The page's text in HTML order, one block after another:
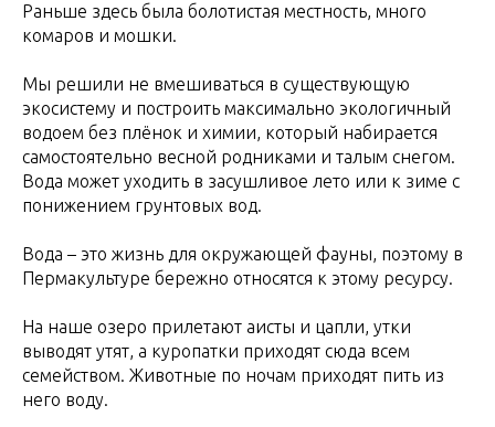
Раньше здесь была болотистая местность, много
комаров и мошки.
Мы решили не вмешиваться в существующую
экосистему и построить максимально экологичный
водоем без плёнок и химии, который набирается
самостоятельно весной родниками и талым снегом.
Вода может уходить в засушливое лето или к зиме с
понижением грунтовых вод.
Вода – это жизнь для окружающей фауны, поэтому в
Пермакультуре бережно относятся к этому ресурсу.
На наше озеро прилетают аисты и цапли, утки
выводят утят, а куропатки приходят сюда всем
семейством. Животные по ночам приходят пить из
него воду.